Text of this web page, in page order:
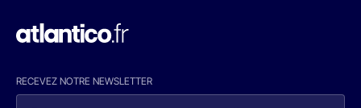
RECEVEZ NOTRE NEWSLETTER